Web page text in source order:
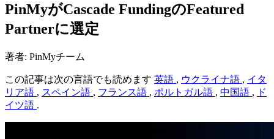
PinMyがCascade FundingのFeatured
Partnerに選定
著者: PinMyチーム
この記事は次の言語でも読めます 英語 , ウクライナ語 , イタ
リア語 , スペイン語 , フランス語 , ポルトガル語 , 中国語 , ド
イツ語 .